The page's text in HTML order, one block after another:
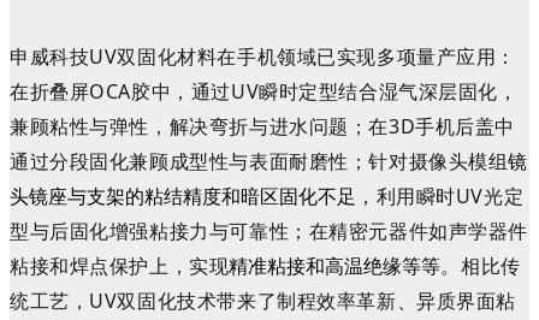
申威科技UV双固化材料在手机领域已实现多项量产应用：
在折叠屏OCA胶中，通过UV瞬时定型结合湿气深层固化，
兼顾粘性与弹性，解决弯折与进水问题；在3D手机后盖中
通过分段固化兼顾成型性与表面耐磨性；针对摄像头模组镜
头镜座与支架的粘结精度和暗区固化不足 ，利用瞬时UV光定
型与后固化增强粘接力与可靠性；在精密元器件如声学器件
粘接和焊点保护上，实现精准粘接和高温绝缘等等。相比传
统工艺，UV双固化技术带来了制程效率革新、异质界面粘